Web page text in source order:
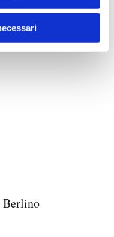
Berlino